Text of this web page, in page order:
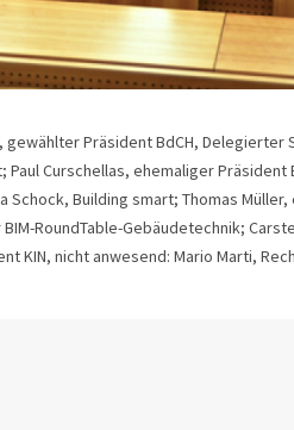
Präsident BdCH, Delegierter
Paul Curschellas, ehemaliger
Building smart; Thomas Müller,
RoundTable-Gebäudetechnik;
KIN, nicht anwesend: Mario Marti,